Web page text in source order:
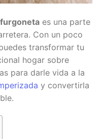
es una parte
Con un poco
transformar tu
hogar sobre
para darle vida a la
y convertirla